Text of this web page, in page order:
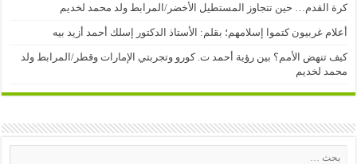
كرة القدم… حين تتجاوز المستطيل الأخضر/المرابط ولد محمد لخديم
أعلام غربيون كتموا إسلامهم؛ بقلم: الأستاذ الدكتور إسلك أحمد أزيد بيه
كيف تنهض الأمم؟ بين رؤية أحمد ت. كورو وتجربتي الإمارات وقطر/المرابط ولد
محمد لخديم